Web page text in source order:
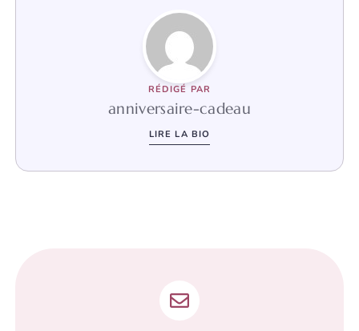
RÉDIGÉ PAR
anniversaire-cadeau
LIRE LA BIO